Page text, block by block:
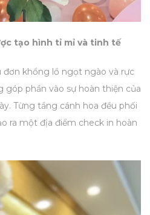
tạo hình tỉ mỉ và tinh tế
đơn khổng lồ ngọt ngào và rực
góp phần vào sự hoàn thiện của
Từng tầng cánh hoa đều phối
ra một địa điểm check in hoàn